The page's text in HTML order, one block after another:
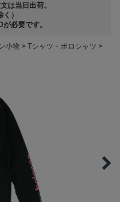
は当日出荷。
）
必要です。
小物
Tシャツ・ポロシャツ